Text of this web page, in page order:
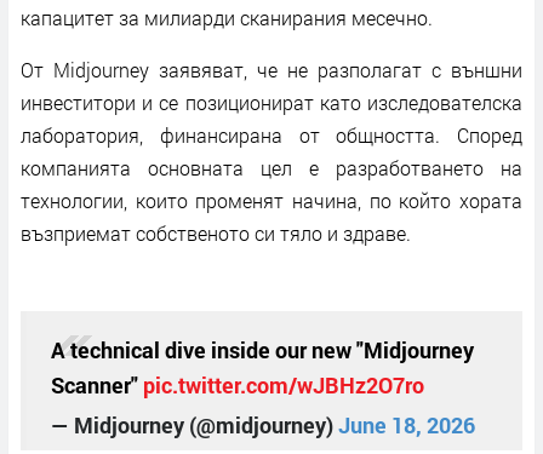
капацитет за милиарди сканирания месечно.
От Midjourney заявяват, че не разполагат с външни
инвеститори и се позиционират като изследователска
лаборатория, финансирана от общността. Според
компанията основната цел е разработването на
технологии, които променят начина, по който хората
възприемат собственото си тяло и здраве.
A technical dive inside our new "Midjourney
Scanner" pic.twitter.com/wJBHz2O7ro
— Midjourney (@midjourney)June 18, 2026